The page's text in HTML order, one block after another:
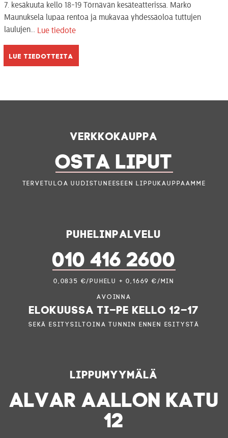
7. kesäkuuta kello 18-19 Törnävän kesäteatterissa. Marko
Maunuksela lupaa rentoa ja mukavaa yhdessäoloa tuttujen
laulujen...
Lue tiedote
Lue tiedotteita
Verkkokauppa
OSTA LIPUT
Tervetuloa uudistuneeseen lippukauppaamme
Puhelinpalvelu
010 416 2600
0,0835 €/puhelu + 0,1669 €/min
Avoinna
elokuussa ti–pe kello 12–17
sekä esitysiltoina tunnin ennen esitystä
Lippumyymälä
ALVAR AALLON KATU
12